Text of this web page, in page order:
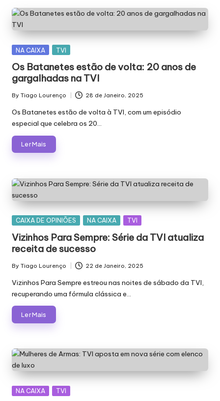
Posted
NA CAIXA TVI
Os Batanetes estão de volta: 20 anos de
gargalhadas na TVI
Posted
by
By Tiago Lourenço 28 de Janeiro, 2025
Os Batanetes estão de volta à TVI, com um episódio
especial que celebra os 20…
Ler Mais
Posted
CAIXA DE OPINIÕES NA CAIXA TVI
Vizinhos Para Sempre: Série da TVI atualiza
receita de sucesso
Posted
by
By Tiago Lourenço 22 de Janeiro, 2025
Vizinhos Para Sempre estreou nas noites de sábado da TVI,
recuperando uma fórmula clássica e…
Ler Mais
Posted
NA CAIXA TVI